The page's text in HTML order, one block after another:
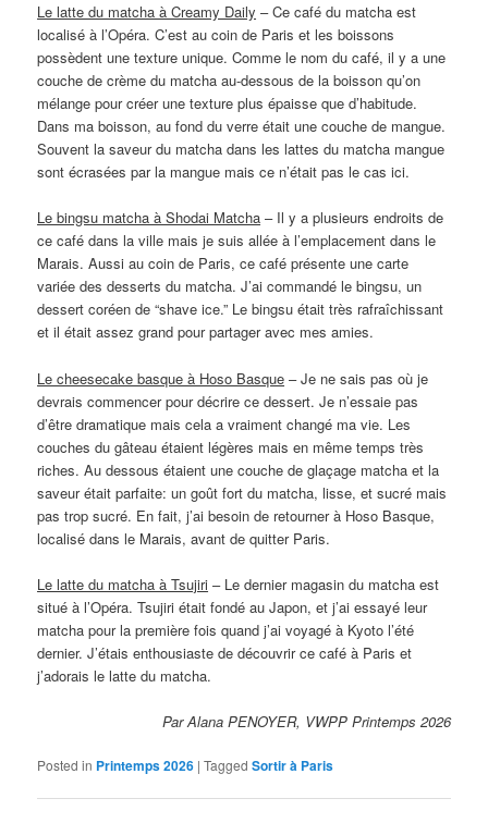
Le latte du matcha à Creamy Daily – Ce café du matcha est
localisé à l’Opéra. C’est au coin de Paris et les boissons
possèdent une texture unique. Comme le nom du café, il y a une
couche de crème du matcha au-dessous de la boisson qu’on
mélange pour créer une texture plus épaisse que d’habitude.
Dans ma boisson, au fond du verre était une couche de mangue.
Souvent la saveur du matcha dans les lattes du matcha mangue
sont écrasées par la mangue mais ce n’était pas le cas ici.
Le bingsu matcha à Shodai Matcha – Il y a plusieurs endroits de
ce café dans la ville mais je suis allée à l’emplacement dans le
Marais. Aussi au coin de Paris, ce café présente une carte
variée des desserts du matcha. J’ai commandé le bingsu, un
dessert coréen de “shave ice.” Le bingsu était très rafraîchissant
et il était assez grand pour partager avec mes amies.
Le cheesecake basque à Hoso Basque – Je ne sais pas où je
devrais commencer pour décrire ce dessert. Je n’essaie pas
d’être dramatique mais cela a vraiment changé ma vie. Les
couches du gâteau étaient légères mais en même temps très
riches. Au dessous étaient une couche de glaçage matcha et la
saveur était parfaite: un goût fort du matcha, lisse, et sucré mais
pas trop sucré. En fait, j’ai besoin de retourner à Hoso Basque,
localisé dans le Marais, avant de quitter Paris.
Le latte du matcha à Tsujiri – Le dernier magasin du matcha est
situé à l’Opéra. Tsujiri était fondé au Japon, et j’ai essayé leur
matcha pour la première fois quand j’ai voyagé à Kyoto l’été
dernier. J’étais enthousiaste de découvrir ce café à Paris et
j’adorais le latte du matcha.
Par Alana PENOYER, VWPP Printemps 2026
Posted in Printemps 2026 |Tagged Sortir à Paris